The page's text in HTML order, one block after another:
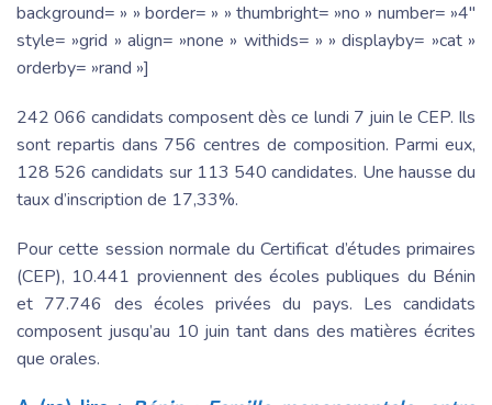
background= » » border= » » thumbright= »no » number= »4″
style= »grid » align= »none » withids= » » displayby= »cat »
orderby= »rand »]
242 066 candidats composent dès ce lundi 7 juin le CEP. Ils
sont repartis dans 756 centres de composition. Parmi eux,
128 526 candidats sur 113 540 candidates. Une hausse du
taux d’inscription de 17,33%.
Pour cette session normale du Certificat d’études primaires
(CEP), 10.441 proviennent des écoles publiques du Bénin
et 77.746 des écoles privées du pays. Les candidats
composent jusqu’au 10 juin tant dans des matières écrites
que orales.